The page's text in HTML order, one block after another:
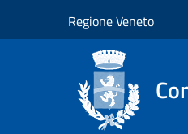
Regione Veneto